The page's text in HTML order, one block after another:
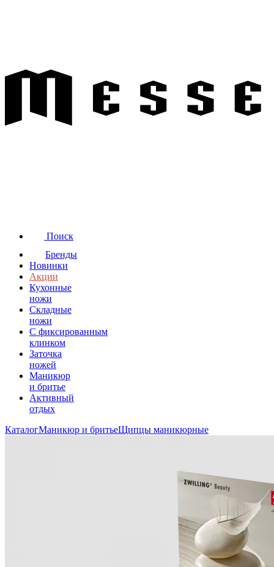
Поиск
Бренды
Новинки
Акции
Кухонные
ножи
Складные
ножи
C фиксированным
клинком
Заточка
ножей
Маникюр
и бритье
Активный
отдых
КаталогМаникюр и бритьеЩипцы маникюрные